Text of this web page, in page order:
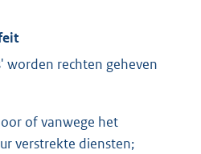
worden rechten geheven
of vanwege het
verstrekte diensten;